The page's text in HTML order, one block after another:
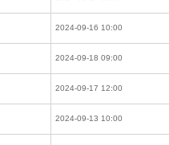
2024-09-16 10:00
2024-09-18 09:00
2024-09-17 12:00
2024-09-13 10:00